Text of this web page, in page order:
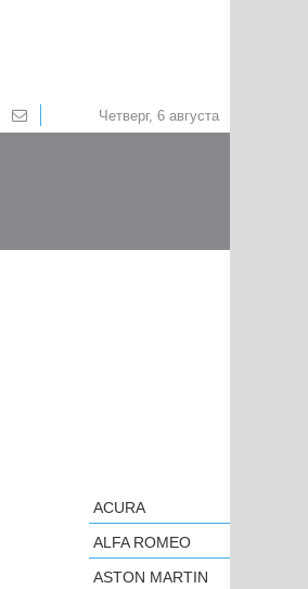
Четверг, 6 августа
ACURA
ALFA ROMEO
ASTON MARTIN